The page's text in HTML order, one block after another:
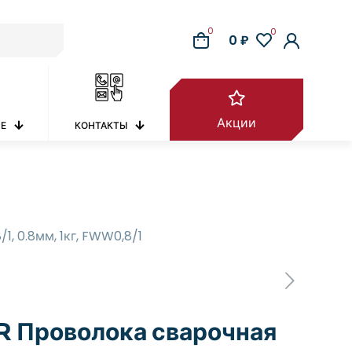
0
0 ₽ 0
КОНТАКТЫ Акции
0.8мм, 1кг, FWW0,8/1
Проволока сварочная